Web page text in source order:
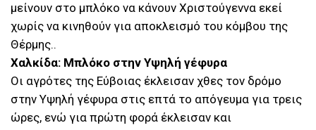
μείνουν στο μπλόκο να κάνουν Χριστούγεννα εκεί
χωρίς να κινηθούν για αποκλεισμό του κόμβου της
Θέρμης..
Χαλκίδα: Μπλόκο στην Υψηλή γέφυρα
Οι αγρότες της Εύβοιας έκλεισαν χθες τον δρόμο
στην Υψηλή γέφυρα στις επτά το απόγευμα για τρεις
ώρες, ενώ για πρώτη φορά έκλεισαν και